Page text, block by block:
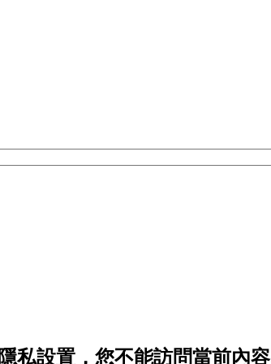
私設置，您不能訪問當前內容